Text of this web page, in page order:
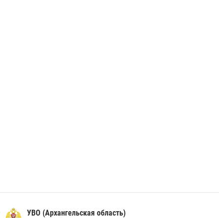
УВО (Архангельская область)